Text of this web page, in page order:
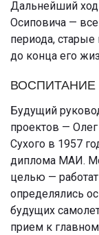
Дальнейший ход
Осиповича —
периода,
до конца его
ВОСПИТАНИЕ
Будущий
проектов —
Сухого в 1957
диплома МАИ.
целью —
определялись
будущих
прием к